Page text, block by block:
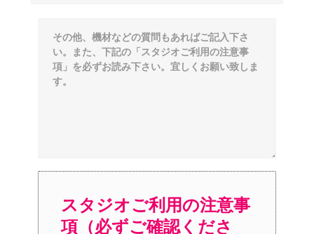
スタジオご利用の注意事
項（必ずご確認くださ